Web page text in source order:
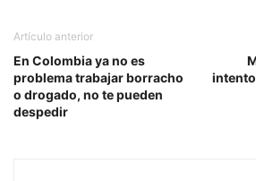
Artículo anterior
En Colombia ya no es
problema trabajar borracho
o drogado, no te pueden
despedir
intento